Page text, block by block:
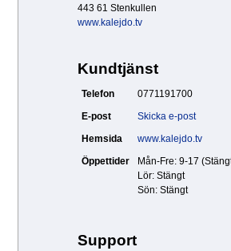
443 61 Stenkullen
www.kalejdo.tv
Kundtjänst
Telefon
0771191700
E-post
Skicka e-post
Hemsida
www.kalejdo.tv
Öppettider
Mån-Fre: 9-17
Lör: Stängt
Sön: Stängt
Support